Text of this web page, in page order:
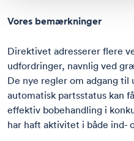
Vores bemærkninger
Direktivet adresserer flere
udfordringer, navnlig ved
De nye regler om adgang til
automatisk partsstatus kan
effektiv bobehandling i
har haft aktivitet i både ind-